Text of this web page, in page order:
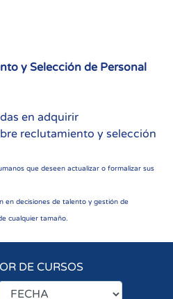
y Selección de Personal
en adquirir
reclutamiento y selección
que deseen actualizar o formalizar sus
en decisiones de talento y gestión de
cualquier tamaño.
DE CURSOS